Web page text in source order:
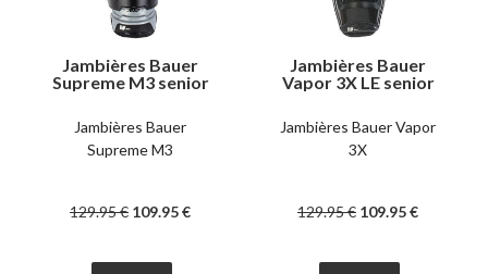
Jambières Bauer
Supreme M3 senior
Jambières Bauer
Supreme M3
129.95€ 109.95€
Jambières Bauer
Vapor 3X LE senior
Jambières Bauer Vapor
3X
129.95€ 109.95€